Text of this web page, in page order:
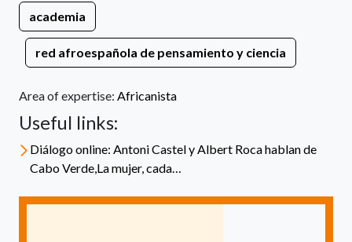
academia
red afroespañola de pensamiento y ciencia
Area of expertise: Africanista
Useful links:
Diálogo online: Antoni Castel y Albert Roca hablan de
Cabo Verde,La mujer, cada…